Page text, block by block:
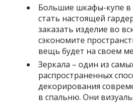
Большие шкафы-купе в
стать настоящей
заказать изделие во
сэкономите
вещь будет на своем
Зеркала – один из
распространенных
декорирования
в спальню. Они